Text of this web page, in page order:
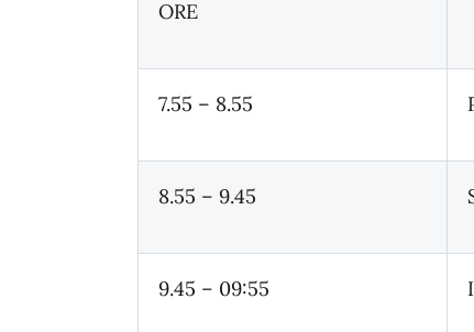
ORE
7.55 – 8.55
8.55 – 9.45
9.45 – 09:55